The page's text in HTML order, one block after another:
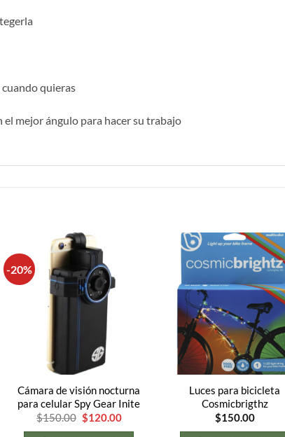
quieras
mejor ángulo para hacer su trabajo
-20%
Cámara de visión nocturna
para celular Spy Gear Inite
$150.00 El
precio
$120.00El
Luces para bicicleta
Cosmicbrigthz
$150.00